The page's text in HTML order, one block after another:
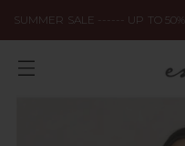
SUMMER SALE ------ UP TO 50%